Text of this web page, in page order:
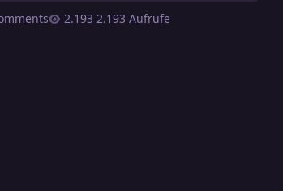
2.193 Aufrufe